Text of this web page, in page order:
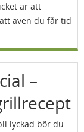
är att
även du får tid
–
lyckad bör du